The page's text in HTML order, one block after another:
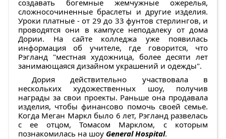
создавать богемные жемчужные ожерелья,
сложносочиненные браслеты и другие изделия.
Уроки платные - от 29 до 33 фунтов стерлингов, и
проводятся они в кампусе неподалеку от дома
Дории. На сайте колледжа уже появилась
информация об учителе, где говорится, что
Рэгланд "местная художница, более десяти лет
занимающаяся дизайном украшений и одежды".
Дория действительно участвовала в
нескольких художественных шоу, получив
награды за свои проекты. Раньше она продавала
изделия, чтобы финансово помочь своей семье.
Когда Меган Маркл было 6 лет, Рэгланд развелась
с ее отцом, Томасом Марклом, с которым
познакомилась на шоу General Hospital.